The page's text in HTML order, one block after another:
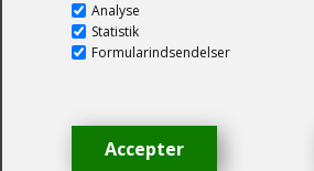
Oldtidskundskab
Øvrige
6052 Viuf
Tlf.:60703190
E-mail:antikvar@bogjensen.dk
© BogJensen.dk – Alle
Analyse
Statistik
Formularindsendelser
Accepter